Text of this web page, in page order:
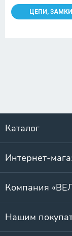
ЦЕПИ,
Каталог
Интернет-
Компания
Нашим